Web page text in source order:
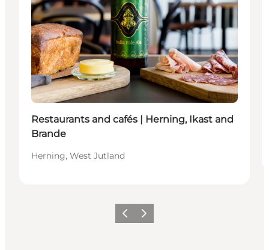
Restaurants and cafés | Herning, Ikast and
Brande
Herning, West Jutland
Föregående
Nästa